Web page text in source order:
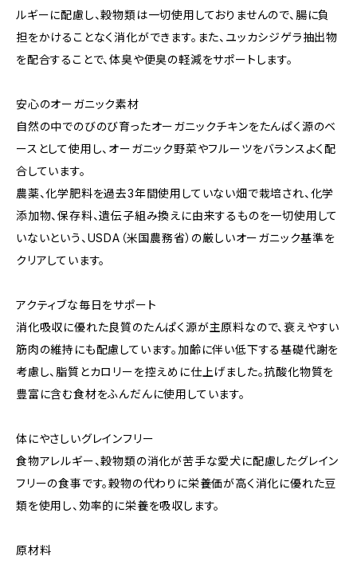
ルギーに配慮し、穀物類は一切使用しておりませんので、腸に負
担をかけることなく消化ができます。また、ユッカシジゲラ抽出物
を配合することで、体臭や便臭の軽減をサポートします。
安心のオーガニック素材
自然の中でのびのび育ったオーガニックチキンをたんぱく源のベ
ースとして使用し、オーガニック野菜やフルーツをバランスよく配
合しています。
農薬、化学肥料を過去3年間使用していない畑で栽培され、化学
添加物、保存料、遺伝子組み換えに由来するものを一切使用して
いないという、USDA（米国農務省）の厳しいオーガニック基準を
クリアしています。
アクティブな毎日をサポート
消化吸収に優れた良質のたんぱく源が主原料なので、衰えやすい
筋肉の維持にも配慮しています。加齢に伴い低下する基礎代謝を
考慮し、脂質とカロリーを控えめに仕上げました。抗酸化物質を
豊富に含む食材をふんだんに使用しています。
体にやさしいグレインフリー
食物アレルギー、穀物類の消化が苦手な愛犬に配慮したグレイン
フリーの食事です。穀物の代わりに栄養価が高く消化に優れた豆
類を使用し、効率的に栄養を吸収します。
原材料